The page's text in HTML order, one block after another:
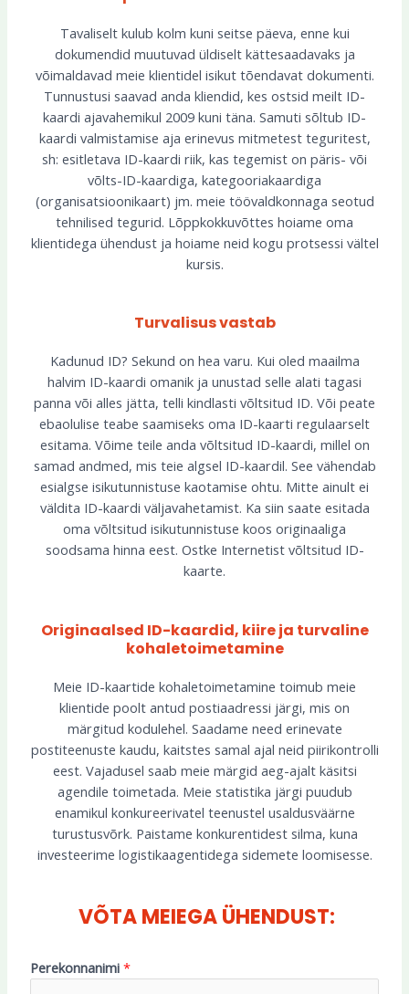
Tavaliselt kulub kolm kuni seitse päeva, enne kui
dokumendid muutuvad üldiselt kättesaadavaks ja
võimaldavad meie klientidel isikut tõendavat dokumenti.
Tunnustusi saavad anda kliendid, kes ostsid meilt ID-
kaardi ajavahemikul 2009 kuni täna. Samuti sõltub ID-
kaardi valmistamise aja erinevus mitmetest teguritest,
sh: esitletava ID-kaardi riik, kas tegemist on päris- või
võlts-ID-kaardiga, kategooriakaardiga
(organisatsioonikaart) jm. meie töövaldkonnaga seotud
tehnilised tegurid. Lõppkokkuvõttes hoiame oma
klientidega ühendust ja hoiame neid kogu protsessi vältel
kursis.
Turvalisus vastab
Kadunud ID? Sekund on hea varu. Kui oled maailma
halvim ID-kaardi omanik ja unustad selle alati tagasi
panna või alles jätta, telli kindlasti võltsitud ID. Või peate
ebaolulise teabe saamiseks oma ID-kaarti regulaarselt
esitama. Võime teile anda võltsitud ID-kaardi, millel on
samad andmed, mis teie algsel ID-kaardil. See vähendab
esialgse isikutunnistuse kaotamise ohtu. Mitte ainult ei
väldita ID-kaardi väljavahetamist. Ka siin saate esitada
oma võltsitud isikutunnistuse koos originaaliga
soodsama hinna eest. Ostke Internetist võltsitud ID-
kaarte.
Originaalsed ID-kaardid, kiire ja turvaline
kohaletoimetamine
Meie ID-kaartide kohaletoimetamine toimub meie
klientide poolt antud postiaadressi järgi, mis on
märgitud kodulehel. Saadame need erinevate
postiteenuste kaudu, kaitstes samal ajal neid piirikontrolli
eest. Vajadusel saab meie märgid aeg-ajalt käsitsi
agendile toimetada. Meie statistika järgi puudub
enamikul konkureerivatel teenustel usaldusväärne
turustusvõrk. Paistame konkurentidest silma, kuna
investeerime logistikaagentidega sidemete loomisesse.
VÕTA MEIEGA ÜHENDUST:
Perekonnanimi*